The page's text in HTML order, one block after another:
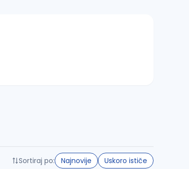
Sortiraj po: Najnovije Uskoro ističe